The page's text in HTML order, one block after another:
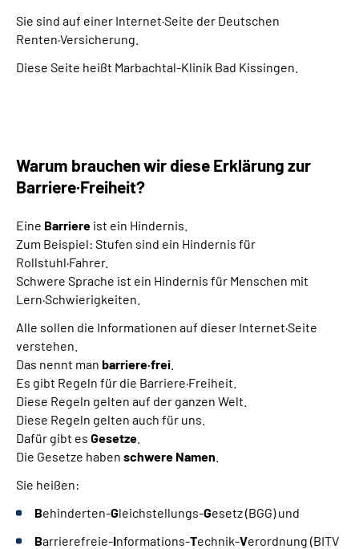
Sie sind auf einer Internet·Seite der Deutschen
Renten·Versicherung.
Diese Seite heißt Marbachtal-Klinik Bad Kissingen.
Warum brauchen wir diese Erklärung zur
Barriere·Freiheit?
Eine Barriere ist ein Hindernis.
Zum Beispiel: Stufen sind ein Hindernis für
Rollstuhl·Fahrer.
Schwere Sprache ist ein Hindernis für Menschen mit
Lern·Schwierigkeiten.
Alle sollen die Informationen auf dieser Internet·Seite
verstehen.
Das nennt man barriere·frei
Es gibt Regeln für die Barriere·Freiheit.
Diese Regeln gelten auf der ganzen Welt.
Diese Regeln gelten auch für uns.
Dafür gibt es Gesetze
Die Gesetze haben schwere Namen
Sie heißen:
Behinderten-Gleichstellungs-Gesetz (BGG) und
Barrierefreie-Informations-Technik-Verordnung (BITV